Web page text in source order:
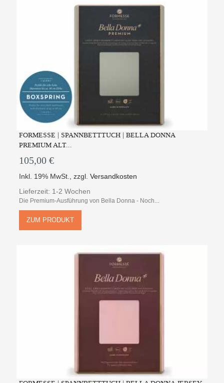
FORMESSE | SPANNBETTTUCH | BELLA DONNA
PREMIUM ALT...
105,00 €
Inkl. 19% MwSt.,zzgl.Versandkosten
Lieferzeit: 1-2 Wochen
Die Premium-Ausführung von Bella Donna - Noch...
ZUM PRODUKT